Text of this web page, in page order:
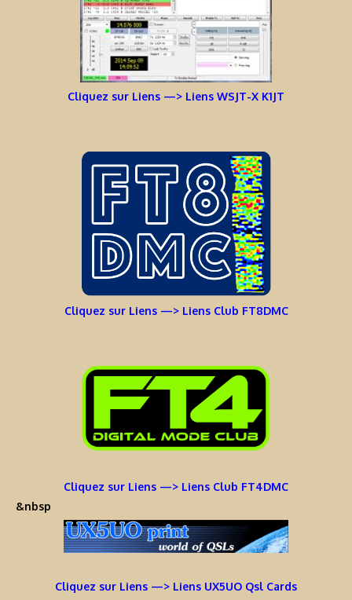
Cliquez sur Liens —> Liens WSJT-X K1JT
Cliquez sur Liens —> Liens Club FT8DMC
Cliquez sur Liens —> Liens Club FT4DMC
&nbsp
Cliquez sur Liens —> Liens UX5UO Qsl Cards